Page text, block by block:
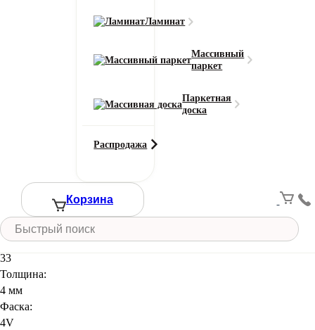
Ламинат
Массивный
паркет
Паркетная
доска
Распродажа
Корзина
Кварцвинил Offwood ClassicOFF Ордос
Класс износостойкости:
33
Толщина:
4 мм
Фаска:
4V